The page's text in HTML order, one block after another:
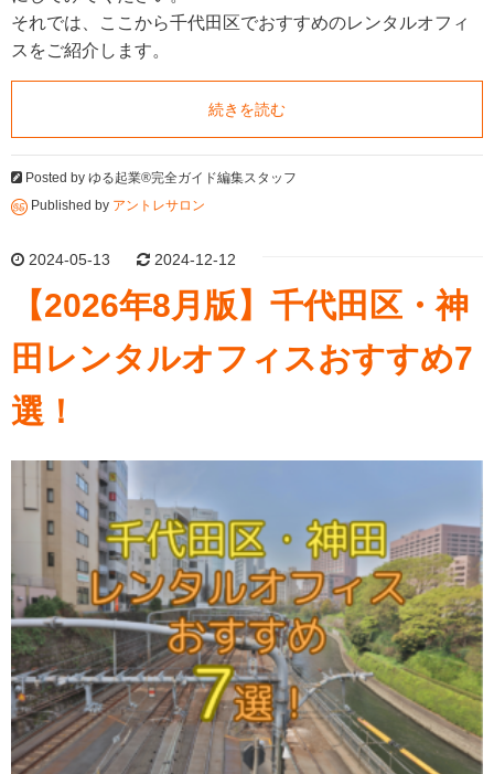
それでは、ここから千代田区でおすすめのレンタルオフィ
スをご紹介します。
続きを読む
Posted by ゆる起業®完全ガイド編集スタッフ
Published by アントレサロン
2024-05-13 2024-12-12
【2026年8月版】千代田区・神
田レンタルオフィスおすすめ7
選！